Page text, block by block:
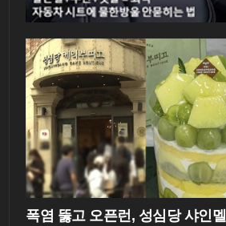
폭염 뚫고 오픈런, 성심당 샤인멜